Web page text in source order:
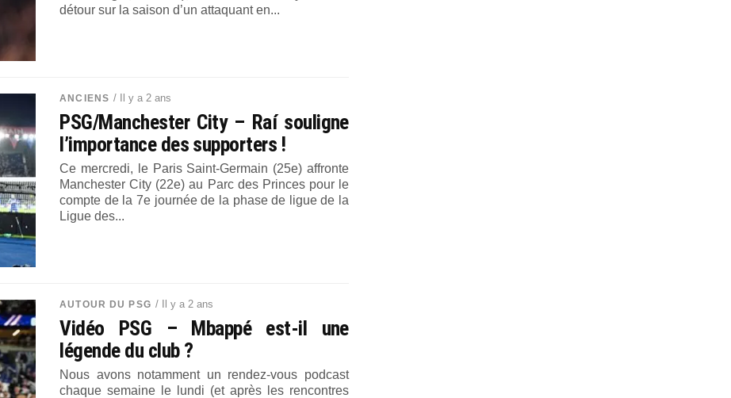
détour sur la saison d’un attaquant en...
ANCIENS / Il y a 2 ans
PSG/Manchester City – Raí souligne
l’importance des supporters !
Ce mercredi, le Paris Saint-Germain (25e) affronte
Manchester City (22e) au Parc des Princes pour le
compte de la 7e journée de la phase de ligue de la
Ligue des...
AUTOUR DU PSG / Il y a 2 ans
Vidéo PSG – Mbappé est-il une
légende du club ?
Nous avons notamment un rendez-vous podcast
chaque semaine le lundi (et après les rencontres